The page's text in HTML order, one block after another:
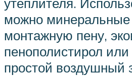
можно
монтажную пену,
пенополистирол или
простой воздушный